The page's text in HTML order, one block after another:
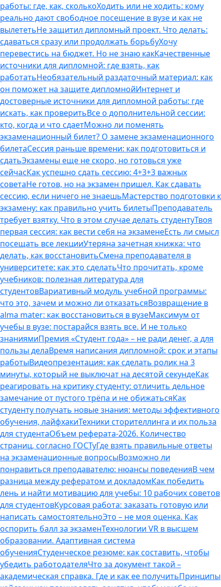
работы: где, как, сколькоХодить или не ходить: кому
реально дают свободное посещение в вузе и как не
вылететьНе защитил дипломный проект. Что делать:
сдаваться сразу или продолжать борьбуХочу
перевестись на бюджет. Но не знаю какКачественные
источники для дипломной: где взять, как
работатьНеобязательный раздаточный материал: как
он поможет на защите дипломнойИнтернет и
достоверные источники для дипломной работы: где
искать, как проверитьВсе о дополнительной сессии:
кто, когда и что сдаетМожно ли поменять
экзаменационный билет? О замене экзаменационного
билетаСессия раньше времени: как подготовиться и
сдатьЭкзамены еще не скоро, но готовься уже
сейчасКак успешно сдать сессию: 4+3+3 важных
советаНе готов, но на экзамен пришел. Как сдавать
сессию, если ничего не знаешьМастерство подготовки к
экзамену: как правильно учить билетыПреподаватель
требует взятку. Что в этом случае делать студентуТвоя
первая сессия: как вести себя на экзаменеЕсть ли смысл
посещать все лекцииУтеряна зачетная книжка: что
делать, как восстановитьСмена преподавателя в
университете: как это сделатьЧто прочитать, кроме
учебников: полезная литература для
студентовВариативный модуль учебной программы:
что это, зачем и можно ли отказатьсяВозвращение в
alma mater: как восстановиться в вузеМаксимум от
учебы в вузе: постарайся взять все. И не только
знаниямиПремия «Студент года» – не ради денег, а для
пользы делаВремя написания дипломной: срок и этапы
работыВидеопрезентация: как сделать ролик на 3
минуты, который не выключат на десятой секундеКак
реагировать на критику студенту: отличить дельное
замечание от пустого трёпа и не обижатьсяКак
студенту получать новые знания: методы эффективного
обучения, лайфхакиТехники сторителлинга и их польза
для студентаОбъем реферата-2026. Количество
страниц, согласно ГОСТуГде взять правильные ответы
на экзаменационные вопросыВозможно ли
понравиться преподавателю: нюансы поведенияВ чем
разница между рефератом и докладомКак победить
лень и найти мотивацию для учебы: 10 рабочих советов
для студентовКурсовая работа: заказать готовую или
написать самостоятельноЭто – не моя оценка. Как
оспорить балл за экзаменТехнологии VR в высшем
образовании. Адаптивная система
обученияСтуденческое резюме: как составить, чтобы
убедить работодателяЧто за документ такой –
академическая справка. Где и как ее получитьПринципы